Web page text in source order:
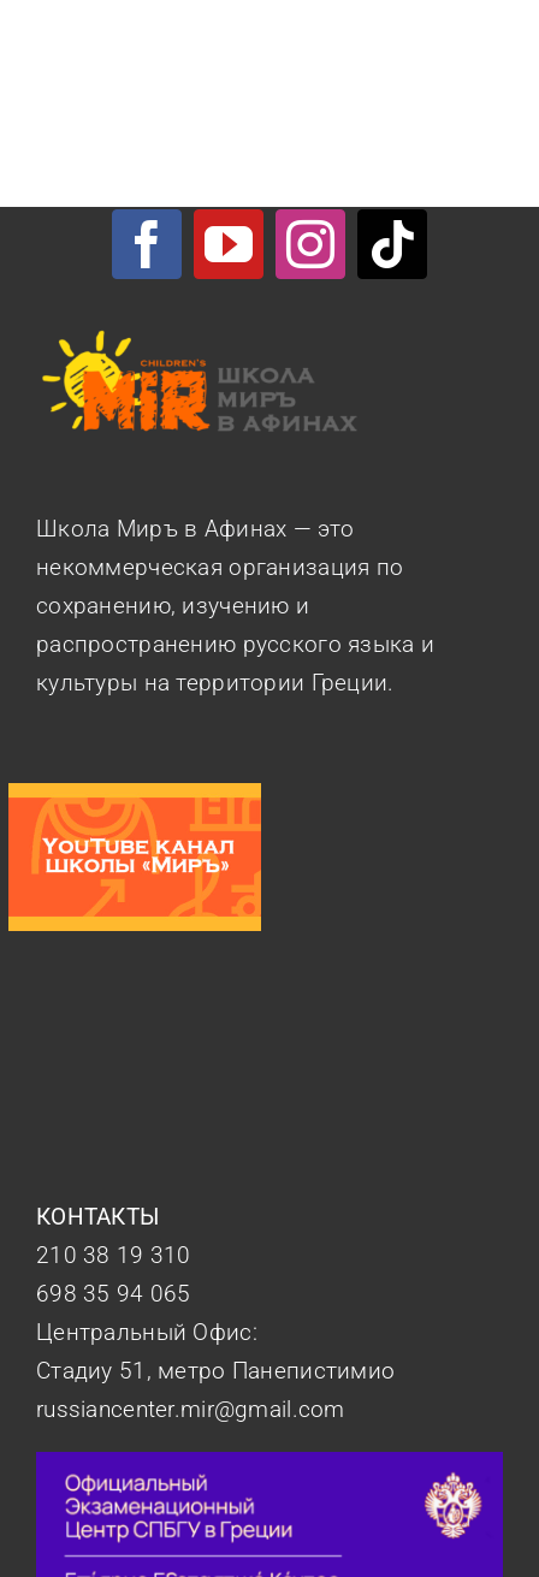
Школа Миръ в Афинах — это
некоммерческая организация по
сохранению, изучению и
распространению русского языка и
культуры на территории Греции.
КОНТАКТЫ
210 38 19 310
698 35 94 065
Центральный Офис:
Стадиу 51, метро Панепистимио
russiancenter.mir@gmail.com